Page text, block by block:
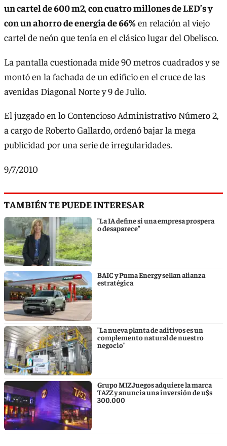
un cartel de 600 m2,con cuatro millones de LED’s y
con un ahorro de energía de 66%en relación al viejo
cartel de neón que tenía en el clásico lugar del Obelisco.
La pantalla cuestionada mide 90 metros cuadrados y se
montó en la fachada de un edificio en el cruce de las
avenidas Diagonal Norte y 9 de Julio.
El juzgado en lo Contencioso Administrativo Número 2,
a cargo de Roberto Gallardo, ordenó bajar la mega
publicidad por una serie de irregularidades.
9/7/2010
TAMBIÉN TE PUEDE INTERESAR
"La IA define si una empresa prospera
o desaparece"
BAIC y Puma Energy sellan alianza
estratégica
"La nueva planta de aditivos es un
complemento natural de nuestro
negocio"
Grupo MIZ Juegos adquiere la marca
TAZZ y anuncia una inversión de u$s
300.000